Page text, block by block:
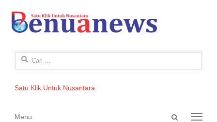
Cari
Satu Klik Untuk Nusantara
Open
Menu
Menu